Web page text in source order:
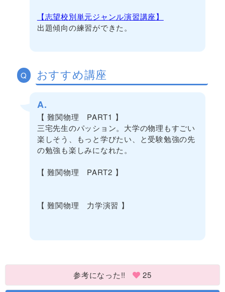
【志望校別単元ジャンル演習講座】
出題傾向の練習ができた。
Q おすすめ講座
A.
【 難関物理 PART1 】
三宅先生のパッション。大学の物理もすごい
楽しそう、もっと学びたい、と受験勉強の先
の勉強も楽しみになれた。
【 難関物理 PART2 】
【 難関物理 力学演習 】
参考になった!! 25